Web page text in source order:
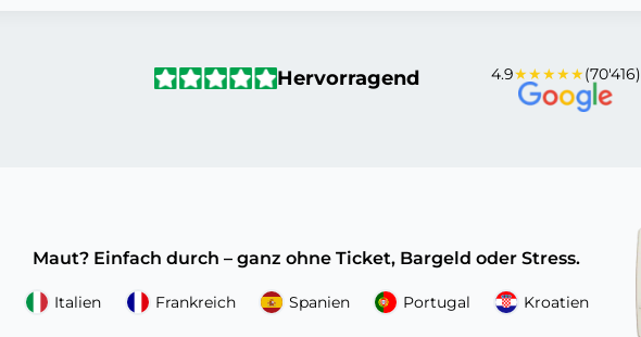
Hervorragend 4.9★★★★★(70'416)
Maut? Einfach durch – ganz ohne Ticket, Bargeld oder Stress.
Italien Frankreich Spanien Portugal Kroatien